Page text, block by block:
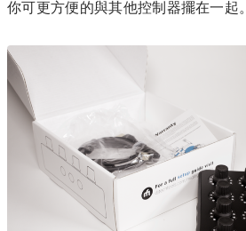
你可更方便的與其他控制器擺在一起。